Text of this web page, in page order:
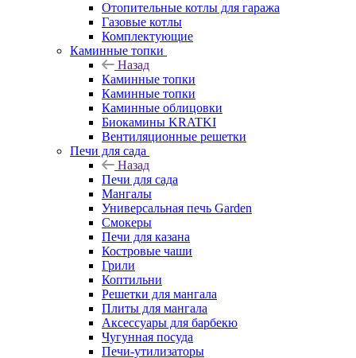
Отопительные котлы для гаража
Газовые котлы
Комплектующие
Каминные топки
Назад
Каминные топки
Каминные топки
Каминные облицовки
Биокамины KRATKI
Вентиляционные решетки
Печи для сада
Назад
Печи для сада
Мангалы
Универсальная печь Garden
Смокеры
Печи для казана
Костровые чаши
Грили
Коптильни
Решетки для мангала
Плиты для мангала
Аксессуары для барбекю
Чугунная посуда
Печи-утилизаторы